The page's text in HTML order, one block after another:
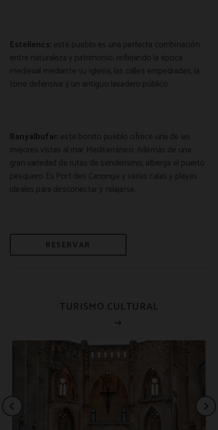
Estellencs: este pueblo es una perfecta combinación
entre naturaleza y patrimonio, reflejando la época
medieval mediante su iglesia, las calles empedradas, la
torre defensiva y un antiguo lavadero público.
Banyalbufar: este bonito pueblo ofrece una de las
mejores vistas al mar Mediterráneo. Además de una
gran variedad de rutas de senderismo, alberga el puerto
pesquero Es Port des Canonge y varias calas y playas
ideales para desconectar y relajarse.
RESERVAR
TURISMO CULTURAL